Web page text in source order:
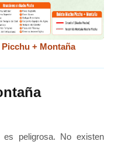
+ Montaña
es peligrosa. No existen